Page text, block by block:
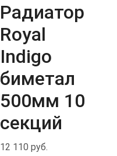
Радиатор
Royal
Indigo
биметал
500мм 10
секций
12 110 руб.